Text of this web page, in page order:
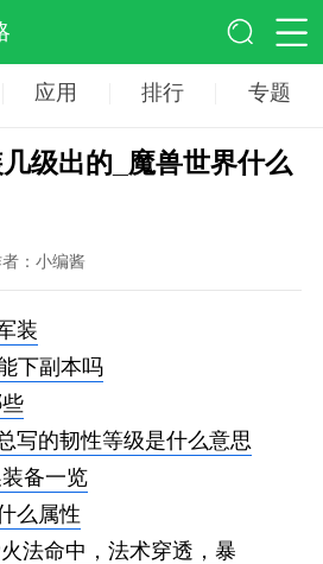
应用 排行 专题
级出的_魔兽世界什么
：小编酱
装
下副本吗
写的韧性等级是什么意思
备一览
么属性
法命中，法术穿透，暴